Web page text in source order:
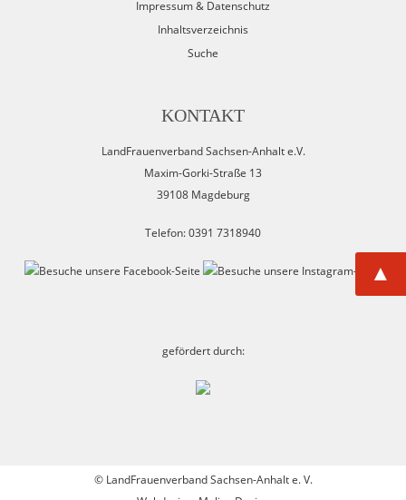
Impressum & Datenschutz
Inhaltsverzeichnis
Suche
KONTAKT
LandFrauenverband Sachsen-Anhalt e.V.
Maxim-Gorki-Straße 13
39108 Magdeburg
Telefon: 0391 7318940
gefördert durch:
▲
© LandFrauenverband Sachsen-Anhalt e. V.